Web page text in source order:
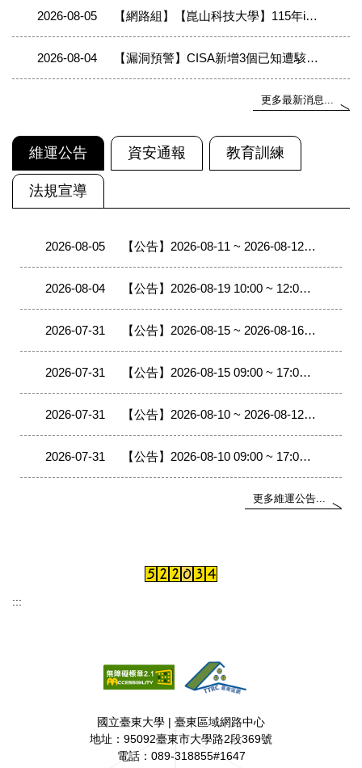
2026-08-05 【網路組】【崑山科技大學】115年iPAS資訊安全工程師(初階)證照班(第2期)
2026-08-04 【漏洞預警】CISA新增3個已知遭駭客利用之漏洞至KEV目錄(2026/07/27-2026/08/02)
更多最新消息...
維運公告 資安通報 教育訓練
法規宣導
2026-08-05 【公告】2026-08-11 ~ 2026-08-12 08:00 ~ 17:00 台北區網中心II（政治大學）將進行相關對外線路與連線單位移轉至400G網路改接作業，作業期間線路中斷，轄下連線單位移轉時會有中斷現象。
2026-08-04 【公告】2026-08-19 10:00 ~ 12:00 宜蘭區網400G ROADM設備光衰減器配置調整，施工期間DFB7光纜會中斷，因網路備援機制，不致影響TANet網路服務。
2026-07-31 【公告】2026-08-15 ~ 2026-08-16 09:00 ~ 17:00 臺東區網中心（臺東大學）將進行相關對外線路與連線單位移轉至400G網路改接作業，作業期間線路中斷，轄下連線單位移轉時會有中斷現象。
2026-07-31 【公告】2026-08-15 09:00 ~ 17:00 臺東區網中心（臺東大學）將進行 TANet-NTTU-NTSR760 設備搬移改接作業，作業期間將影響TANet 網路品質量測系統無法使用。
2026-07-31 【公告】2026-08-10 ~ 2026-08-12 09:00 ~ 17:00 雲嘉區網中心（中正大學）將進行相關對外線路與連線單位移轉至400G網路改接作業，作業期間線路中斷，轄下連線單位移轉時會有中斷現象。
2026-07-31 【公告】2026-08-10 09:00 ~ 17:00 雲嘉區網中心（中正大學）將進行 TANet-CCU-NTSR760 設備搬移改接作業，作業期間將影響TANet 網路品質量測系統無法使用。
更多維運公告...
:::
國立臺東大學 | 臺東區域網路中心
地址：95092臺東市大學路2段369號
電話：089-318855#1647